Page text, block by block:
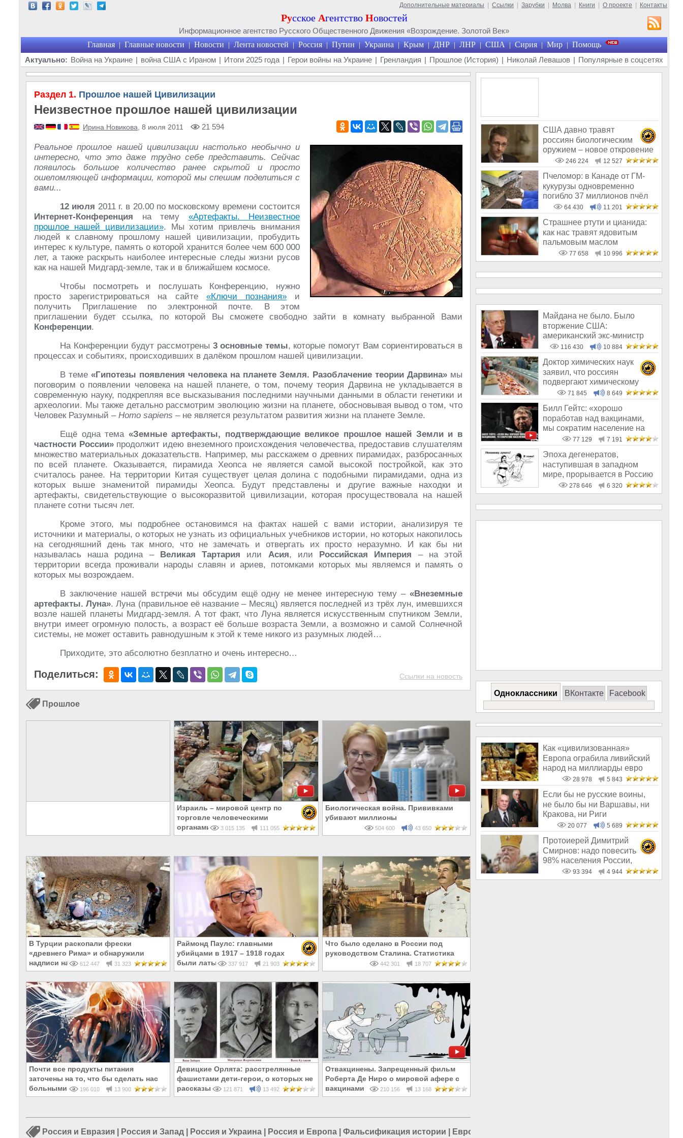
Дополнительные материалы Ссылки Зарубки Молва Книги О проекте Контакты
Русское Агентство Новостей
Информационное агентство Русского Общественного Движения «Возрождение. Золотой Век»
Главная | Главные новости | Новости | Лента новостей | Россия | Путин | Украина | Крым | ДНР | ЛНР | США | Сирия | Мир | Помощь
Актуально: Война на Украине | война США с Ираном | Итоги 2025 года | Герои войны на Украине | Гренландия | Прошлое (История) | Николай Левашов | Популярные в соцсетях
Раздел 1. Прошлое нашей Цивилизации
Неизвестное прошлое нашей цивилизации
Ирина Новикова , 8 июля 2011 21 594
Реальное прошлое нашей цивилизации настолько необычно и
интересно, что это даже трудно себе представить. Сейчас
появилось большое количество ранее скрытой и просто
ошеломляющей информации, которой мы спешим поделиться с
вами...
12 июля 2011 г. в 20.00 по московскому времени состоится
Интернет-Конференция на тему «Артефакты. Неизвестное
прошлое нашей цивилизации». Мы хотим привлечь внимания
людей к славному прошлому нашей цивилизации, пробудить
интерес к культуре, память о которой хранится более чем 600 000
лет, а также раскрыть наиболее интересные следы жизни русов
как на нашей Мидгард-земле, так и в ближайшем космосе.
Чтобы посмотреть и послушать Конференцию, нужно
просто зарегистрироваться на сайте «Ключи познания»и
получить Приглашение по электронной почте. В этом
приглашении будет ссылка, по которой Вы сможете свободно зайти в комнату выбранной Вами
Конференции.
На Конференции будут рассмотрены 3 основные темы, которые помогут Вам сориентироваться в
процессах и событиях, происходивших в далёком прошлом нашей цивилизации.
В теме «Гипотезы появления человека на планете Земля. Разоблачение теории Дарвина» мы
поговорим о появлении человека на нашей планете, о том, почему теория Дарвина не укладывается в
современную науку, подкрепляя все высказывания последними научными данными в области генетики и
археологии. Мы также детально рассмотрим эволюцию жизни на планете, обосновывая вывод о том, что
Человек Разумный – Homo sapiens – не является результатом развития жизни на планете Земле.
Ещё одна тема «Земные артефакты, подтверждающие великое прошлое нашей Земли и в
частности России»продолжит идею внеземного происхождения человечества, предоставив слушателям
множество материальных доказательств. Например, мы расскажем о древних пирамидах, разбросанных
по всей планете. Оказывается, пирамида Хеопса не является самой высокой постройкой, как это
считалось ранее. На территории Китая существует целая долина с подобными пирамидами, одна из
которых выше знаменитой пирамиды Хеопса. Будут представлены и другие важные находки и
артефакты, свидетельствующие о высокоразвитой цивилизации, которая просуществовала на нашей
планете сотни тысяч лет.
Кроме этого, мы подробнее остановимся на фактах нашей с вами истории, анализируя те
источники и материалы, о которых не узнать из официальных учебников истории, но которых накопилось
на сегодняшний день так много, что не замечать и отвергать их просто неразумно. И как бы ни
называлась наша родина – Великая Тартария или Асия, или Российская Империя – на этой
территории всегда проживали народы славян и ариев, потомками которых мы являемся и память о
которых мы возрождаем.
В заключение нашей встречи мы обсудим ещё одну не менее интересную тему – «Внеземные
артефакты. Луна». Луна (правильное её название – Месяц) является последней из трёх лун, имевшихся
возле нашей планеты Мидгард-земля. А тот факт, что Луна является искусственным спутником Земли,
внутри имеет огромную полость, а возраст её больше возраста Земли, а возможно и самой Солнечной
системы, не может оставить равнодушным к этой к теме никого из разумных людей…
Приходите, это абсолютно безплатно и очень интересно…
Поделиться: Ссылки на новость
Прошлое
Израиль – мировой центр по
торговле человеческими
органами
3 015 135 111 055
Биологическая война. Прививками
убивают миллионы
504 600 43 650
В Турции раскопали фрески
«древнего Рима» и обнаружили
надписи на Русском!
612 447 31 323
Раймонд Паулс: главными
убийцами в 1917 – 1918 годах
были латыши и евреи, а не русские
337 917 21 903
Что было сделано в России под
руководством Сталина. Статистика
442 301 18 707
Почти все продукты питания
заточены на то, что бы сделать нас
больными и бесплодными
196 010 13 900
Девицкие Орлята: расстрелянные
фашистами дети-герои, о которых не
рассказывают в школе
121 871 13 492
Отвакцинены. Запрещенный фильм
Роберта Де Ниро о мировой афере с
вакцинами
210 156 13 168
Россия и Евразия Россия и Запад Россия и Украина Россия и Европа Фальсификация истории Европа и Украина
США давно травят
россиян биологическим
оружием – новое откровение
Эдварда Сноудена
246 224 12 527
Пчеломор: в Канаде от ГМ-
кукурузы одновременно
погибло 37 миллионов пчёл
64 430 11 201
Страшнее ртути и цианида:
как нас травят ядовитым
пальмовым маслом
77 658 10 996
Майдана не было. Было
вторжение США:
американский экс-министр
написал открытое пись
116 430 10 884
Доктор химических наук
заявил, что россиян
подвергают химическому
геноциду71 845 8 649
Билл Гейтс: «хорошо
поработав над вакцинами,
мы сократим население на
10-15%»77 129 7 191
Эпоха дегенератов,
наступившая в западном
мире, прорывается в Россию
278 646 6 320
Одноклассники ВКонтакте Facebook
Как «цивилизованная»
Европа ограбила ливийский
народ на миллиарды евро
28 978 5 843
Если бы не русские воины,
не было бы ни Варшавы, ни
Кракова, ни Риги
20 077 5 689
Протоиерей Димитрий
Смирнов: надо повесить
98% населения России,
чтобы восторжество
93 394 4 944